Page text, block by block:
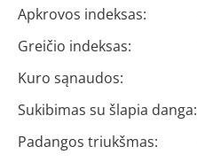
Apkrovos indeksas:
Greičio indeksas:
Kuro sąnaudos:
Sukibimas su šlapia danga:
Padangos triukšmas: